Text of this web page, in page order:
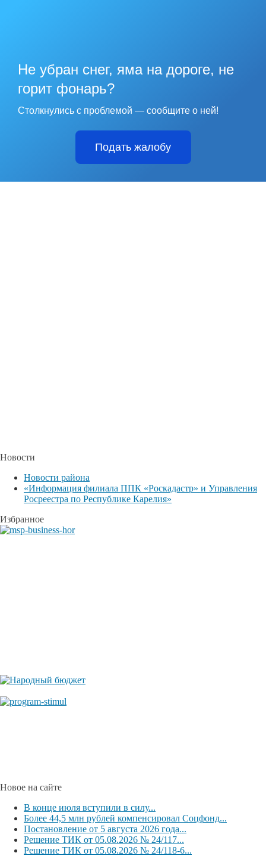
Не убран снег, яма на дороге, не
горит фонарь?
Столкнулись с проблемой — сообщите о ней!
Подать жалобу
Новости
Новости района
«Информация филиала ППК «Роскадастр» и Управления
Росреестра по Республике Карелия»
Избранное
Новое на сайте
В конце июля вступили в силу...
Более 44,5 млн рублей компенсировал Соцфонд...
Постановление от 5 августа 2026 года...
Решение ТИК от 05.08.2026 № 24/117...
Решение ТИК от 05.08.2026 № 24/118-6...